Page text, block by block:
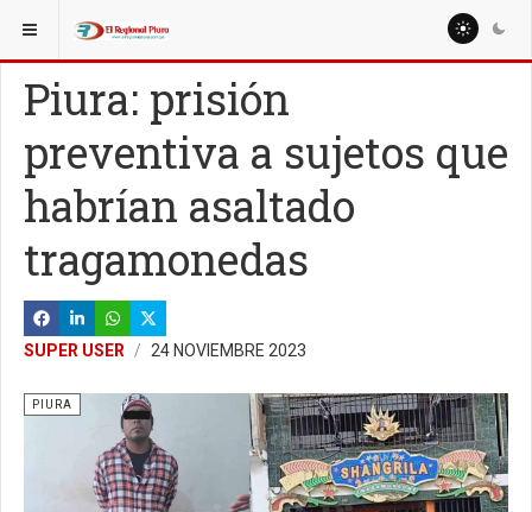
ESTÁ AQUÍ: REGIÓN PIURA
Piura: prisión
preventiva a sujetos que
habrían asaltado
tragamonedas
SUPER USER 24 NOVIEMBRE 2023
PIURA